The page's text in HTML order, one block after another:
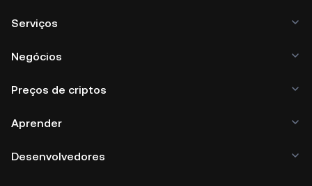
Serviços
Negócios
Preços de criptos
Aprender
Desenvolvedores